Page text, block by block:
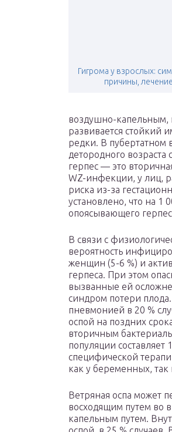
Гигрома у взрослых:
причины, лечение
воздушно-капельным,
развивается стойкий
редки. В пубертатном
детородного
герпес — это
WZ-инфекции, у лиц,
риска из-за
установлено, что на 1
опоясывающего
В связи с
вероятность
женщин (5-6 %) и
герпеса. При этом
вызванные ей
синдром потери
пневмонией в 20 %
оспой на поздних
вторичным
популяции
специфической
как у беременных,
Ветряная оспа может
восходящим путем во
капельным путем.